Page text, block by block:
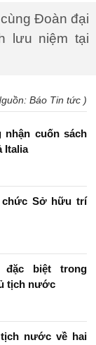
Đoàn đại
lưu niệm tại
Báo Tin tức )
cuốn sách
Italia
chức Sở hữu trí
đặc biệt trong
tịch nước
nước về hai